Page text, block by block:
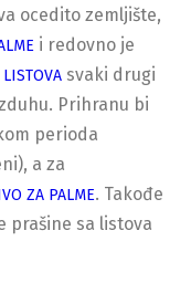
ocedito zemljište,
i redovno je
LISTOVA svaki drugi
Prihranu bi
perioda
a za
ZA PALME. Takođe
prašine sa listova